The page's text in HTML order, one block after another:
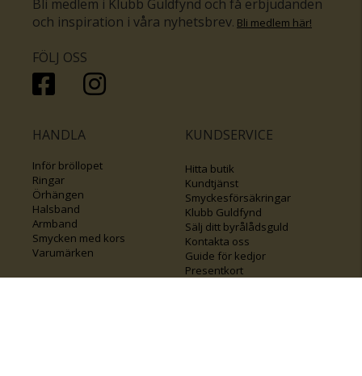
Bli medlem i Klubb Guldfynd och få erbjudanden
och inspiration i våra nyhetsbrev. Bli medlem här!
FÖLJ OSS
HANDLA
Inför bröllopet
Ringar
Örhängen
Halsband
Armband
Smycken med kors
Varumärken
KUNDSERVICE
Hitta butik
Kundtjänst
Smyckesförsäkringar
Klubb Guldfynd
Sälj ditt byrålådsguld
Kontakta oss
Guide för kedjor
Presentkort